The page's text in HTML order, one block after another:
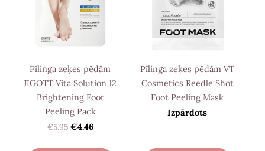
Pīlinga zeķes pēdām
JIGOTT Vita Solution 12
Brightening Foot
Peeling Pack
€5.95 €4.46
Pīlinga zeķes pēdām VT
Cosmetics Reedle Shot
Foot Peeling Mask
Izpārdots